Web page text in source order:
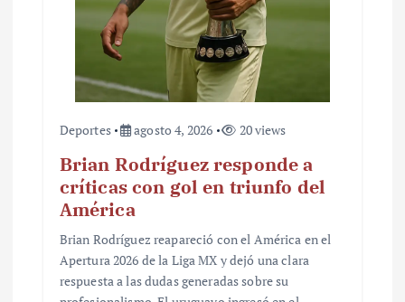
Deportes agosto 4, 2026 20 views
Brian Rodríguez responde a
críticas con gol en triunfo del
América
Brian Rodríguez reapareció con el América en el
Apertura 2026 de la Liga MX y dejó una clara
respuesta a las dudas generadas sobre su